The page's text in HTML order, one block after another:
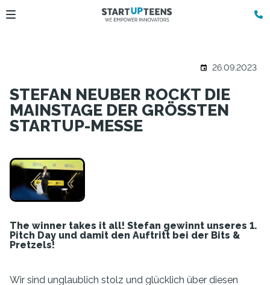
26.09.2023
STEFAN NEUBER ROCKT DIE
MAINSTAGE DER GRÖSSTEN S
TARTUP-MESSE
The winner takes it all! Stefan gewinnt unseres 1.
Pitch Day und damit den Auftritt bei der Bits &
Pretzels!
Wir sind unglaublich stolz und glücklich über diesen